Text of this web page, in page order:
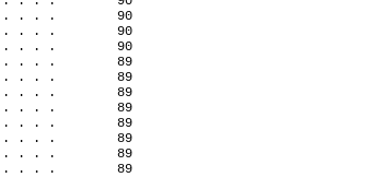
. . . .
90
. . . .
90
. . . .
90
. . . .
89
. . . .
89
. . . .
89
. . . .
89
. . . .
89
. . . .
89
. . . .
89
. . . .
89